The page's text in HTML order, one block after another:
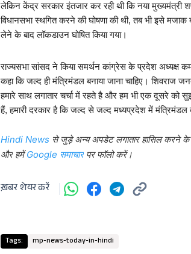
लेकिन केंद्र सरकार इंतजार कर रही थी कि नया मुख्यमंत्री
विधानसभा स्थगित करने की घोषणा की थी, तब भी इसे
लेने के बाद लॉकडाउन घोषित किया गया।
राज्यसभा सांसद ने किया समर्थन कांग्रेस के प्रदेश अध्यक्ष
कहा कि जल्द ही मंत्रिमंडल बनाया जाना चाहिए।
हमारे साथ लगातार चर्चा में रहते है और हम भी एक दूसरे
हैं, हमारी दरकार है कि जल्द से जल्द मध्यप्रदेश में मंत्रिमंडल
Hindi News से जुड़े अन्य अपडेट लगातार हासिल करने के
और हमेंGoogle समाचार पर फॉलो करें।
ख़बर शेयर करें
Tags: mp-news-today-in-hindi